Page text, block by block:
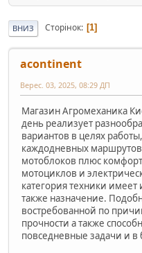
ВНИЗ Сторінок 1
acontinent
Верес. 03, 2025, 08:29 ДП
Магазин Агромеханика
день реализует
вариантов в целях
каждодневных
мотоблоков плюс
мотоциклов и
категория техники
также назначение.
востребованной по
прочности а также
повседневные задачи и в